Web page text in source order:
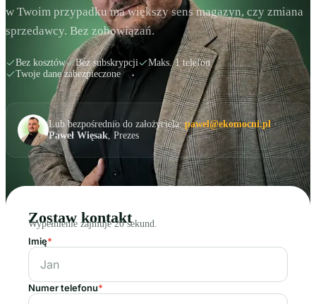
w Twoim przypadku ma większy sens magazyn, czy zmiana
sprzedawcy. Bez zobowiązań.
Bez kosztów Bez subskrypcji
Maks. 1 telefon
Twoje dane zabezpieczone
Lub bezpośrednio do założyciela:pawel@ekomocni.pl·
Paweł Więsak, Prezes
Zostaw kontakt
Wypełnienie zajmuje 20 sekund.
Imię*
Numer telefonu*